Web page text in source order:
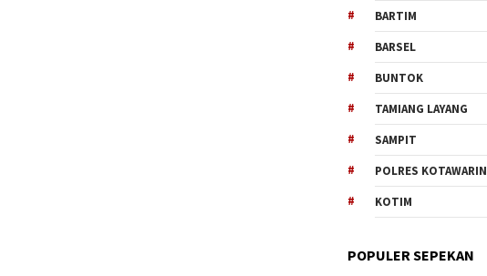
BARTIM
BARSEL
BUNTOK
TAMIANG LAYANG
SAMPIT
POLRES
KOTIM
POPULER SEPEKAN